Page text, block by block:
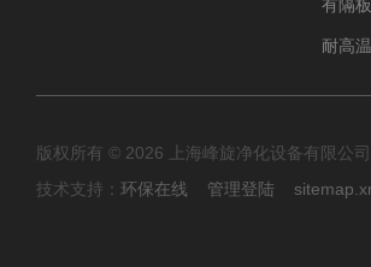
版权所有 © 2026 上海峰旋净化设备有限公
技术支持： 环保在线 管理登陆